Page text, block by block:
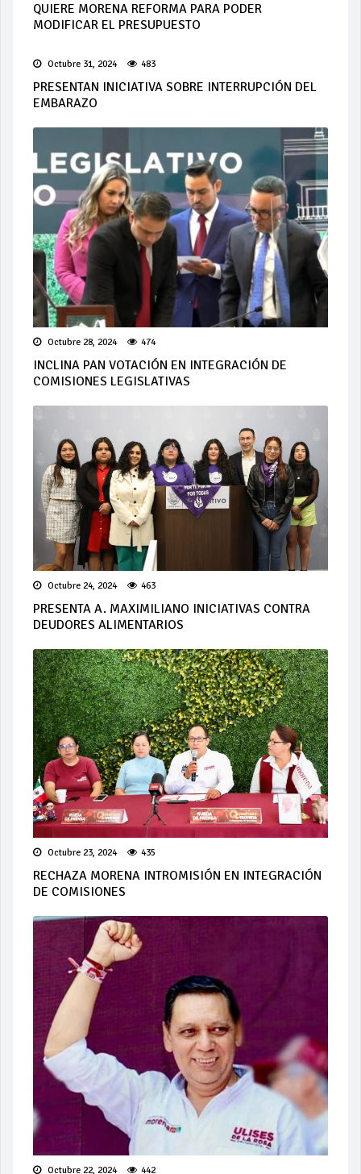
QUIERE MORENA REFORMA PARA PODER
MODIFICAR EL PRESUPUESTO
Octubre 31, 2024 483
PRESENTAN INICIATIVA SOBRE INTERRUPCIÓN DEL
EMBARAZO
Octubre 28, 2024 474
INCLINA PAN VOTACIÓN EN INTEGRACIÓN DE
COMISIONES LEGISLATIVAS
Octubre 24, 2024 463
PRESENTA A. MAXIMILIANO INICIATIVAS CONTRA
DEUDORES ALIMENTARIOS
Octubre 23, 2024 435
RECHAZA MORENA INTROMISIÓN EN INTEGRACIÓN
DE COMISIONES
Octubre 22, 2024 442